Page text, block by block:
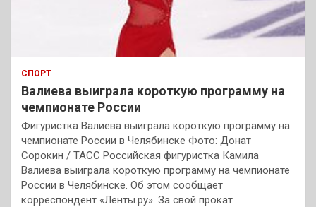
СПОРТ
Валиева выиграла короткую программу на
чемпионате России
Фигуристка Валиева выиграла короткую программу на
чемпионате России в Челябинске Фото: Донат
Сорокин / ТАСС Российская фигуристка Камила
Валиева выиграла короткую программу на чемпионате
России в Челябинске. Об этом сообщает
корреспондент «Ленты.ру». За свой прокат